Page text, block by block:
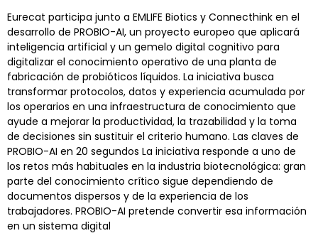
Eurecat participa junto a EMLIFE Biotics y Connecthink en el
desarrollo de PROBIO-AI, un proyecto europeo que aplicará
inteligencia artificial y un gemelo digital cognitivo para
digitalizar el conocimiento operativo de una planta de
fabricación de probióticos líquidos. La iniciativa busca
transformar protocolos, datos y experiencia acumulada por
los operarios en una infraestructura de conocimiento que
ayude a mejorar la productividad, la trazabilidad y la toma
de decisiones sin sustituir el criterio humano. Las claves de
PROBIO-AI en 20 segundos La iniciativa responde a uno de
los retos más habituales en la industria biotecnológica: gran
parte del conocimiento crítico sigue dependiendo de
documentos dispersos y de la experiencia de los
trabajadores. PROBIO-AI pretende convertir esa información
en un sistema digital